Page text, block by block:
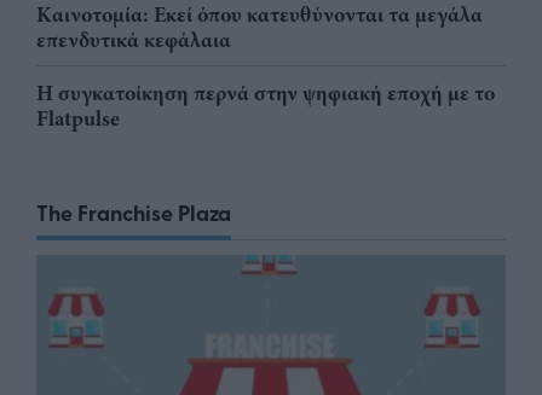
Καινοτομία: Εκεί όπου κατευθύνονται τα μεγάλα
επενδυτικά κεφάλαια
Η συγκατοίκηση περνά στην ψηφιακή εποχή με το
Flatpulse
The Franchise Plaza